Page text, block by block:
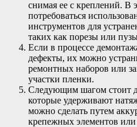
снимая ее с креплений. В
потребоваться
инструментов для
таких как порезы или
Если в процессе
дефекты, их можно
ремонтных наборов или
участки пленки.
Следующим шагом стоит
которые удерживают
можно сделать путем
крепежных элементов